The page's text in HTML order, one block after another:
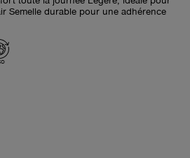
Semelle durable pour une adhérence